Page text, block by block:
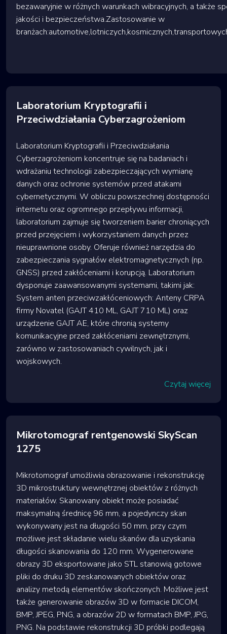
bezawaryjnie w różnych warunkach wibracyjnych, a także
jakości i bezpieczeństwa.Zastosowanie w
Laboratorium Kryptografii i
Przeciwdziałania Cyberzagrożeniom
Laboratorium Kryptografii i Przeciwdziałania
Cyberzagrożeniom koncentruje się na badaniach i
wdrażaniu technologii zabezpieczających wymianę
danych oraz ochronie systemów przed atakami
cybernetycznymi. W obliczu powszechnej dostępności
internetu oraz ogromnego przepływu informacji,
laboratorium zajmuje się tworzeniem barier chroniących
przed przejęciem i wykorzystaniem danych przez
nieuprawnione osoby. Oferuje również narzędzia do
zabezpieczania sygnałów elektromagnetycznych (np.
GNSS) przed zakłóceniami i korupcją. Laboratorium
dysponuje zaawansowanymi systemami, takimi jak:
System anten przeciwzakłóceniowych: Anteny CRPA
firmy Novatel (GAJT 410 ML, GAJT 710 ML) oraz
urządzenie GAJT AE, które chronią systemy
komunikacyjne przed zakłóceniami zewnętrznymi,
zarówno w zastosowaniach cywilnych, jak i
wojskowych.
Czytaj więcej
Mikrotomograf rentgenowski SkyScan
1275
Mikrotomograf umożliwia obrazowanie i rekonstrukcję
3D mikrostruktury wewnętrznej obiektów z różnych
materiałów. Skanowany obiekt może posiadać
maksymalną średnicę 96 mm, a pojedynczy skan
wykonywany jest na długości 50 mm, przy czym
możliwe jest składanie wielu skanów dla uzyskania
długości skanowania do 120 mm. Wygenerowane
obrazy 3D eksportowane jako STL stanowią gotowe
pliki do druku 3D zeskanowanych obiektów oraz
analizy metodą elementów skończonych. Możliwe jest
także generowanie obrazów 3D w formacie DICOM,
BMP, JPEG, PNG, a obrazów 2D w formatach BMP, JPG,
PNG. Na podstawie rekonstrukcji 3D próbki podlegają